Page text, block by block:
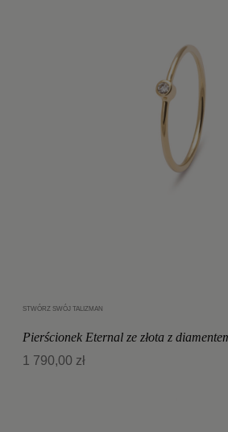
STWÓRZ SWÓJ TALIZMAN
Pierścionek Eternal ze złota z
1 790,00 zł